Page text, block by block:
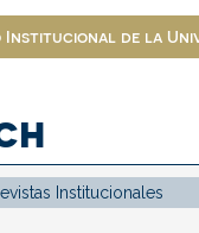
Institucional de la